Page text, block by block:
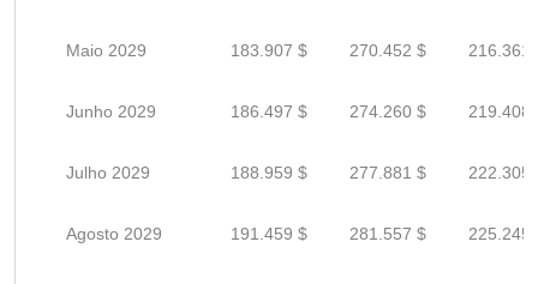
Maio 2029 183.907 $ 270.452 $ 216.361
Junho 2029 186.497 $ 274.260 $ 219.408
Julho 2029 188.959 $ 277.881 $ 222.305
Agosto 2029 191.459 $ 281.557 $ 225.245